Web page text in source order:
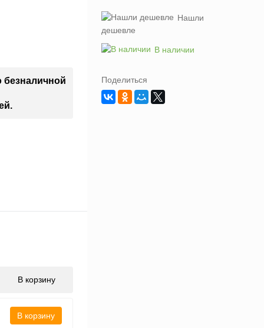
безналичной
В корзину
В корзину
Нашли
дешевле
В наличии
Поделиться